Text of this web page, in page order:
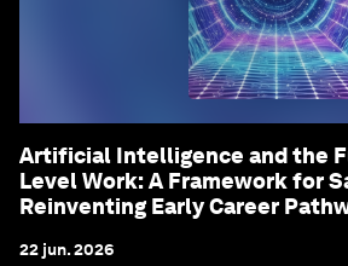
Artificial Intelligence and the
Level Work: A Framework for
Reinventing Early Career
22 jun. 2026